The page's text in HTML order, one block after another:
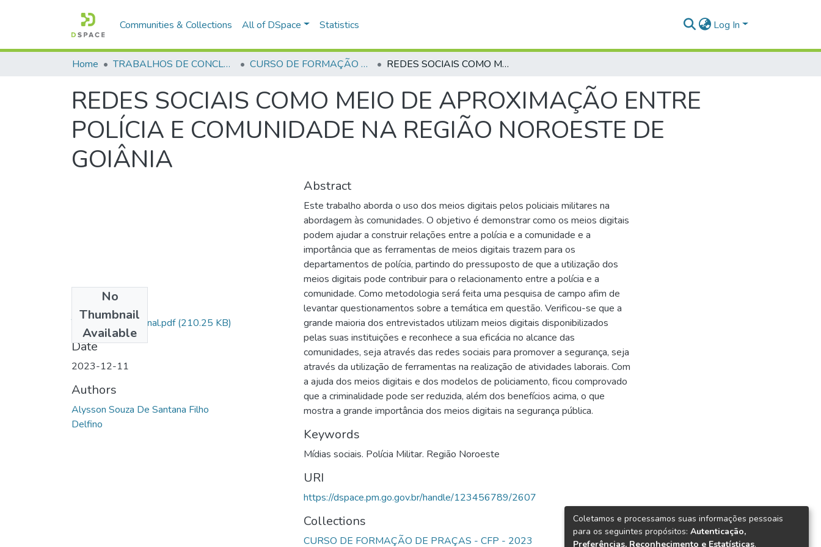
Communities & Collections All of DSpace Statistics Log In
Home TRABALHOS DE CONCLUSÃO DE CURSO - CFP (CURSO DE FORMAÇÃO DE PRAÇAS) CURSO DE FORMAÇÃO DE PRAÇAS - CFP - 2023 REDES SOCIAIS COMO MEIO DE APROXIMAÇÃO ENTRE POLÍCIA E COMUNIDADE NA REGIÃO NOROESTE DE GOIÂNIA
REDES SOCIAIS COMO MEIO DE APROXIMAÇÃO ENTRE
POLÍCIA E COMUNIDADE NA REGIÃO NOROESTE DE
GOIÂNIA
No
Thumbnail
Available
TCC - conclusão final.pdf(210.25 KB)
Date
2023-12-11
Authors
Alysson Souza De Santana Filho
Delfino
Abstract
Este trabalho aborda o uso dos meios digitais pelos policiais militares na
abordagem às comunidades. O objetivo é demonstrar como os meios digitais
podem ajudar a construir relações entre a polícia e a comunidade e a
importância que as ferramentas de meios digitais trazem para os
departamentos de polícia, partindo do pressuposto de que a utilização dos
meios digitais pode contribuir para o relacionamento entre a polícia e a
comunidade. Como metodologia será feita uma pesquisa de campo afim de
levantar questionamentos sobre a temática em questão. Verificou-se que a
grande maioria dos entrevistados utilizam meios digitais disponibilizados
pelas suas instituições e reconhece a sua eficácia no alcance das
comunidades, seja através das redes sociais para promover a segurança, seja
através da utilização de ferramentas na realização de atividades laborais. Com
a ajuda dos meios digitais e dos modelos de policiamento, ficou comprovado
que a criminalidade pode ser reduzida, além dos benefícios acima, o que
mostra a grande importância dos meios digitais na segurança pública.
Keywords
Mídias sociais. Polícia Militar. Região Noroeste
URI
https://dspace.pm.go.gov.br/handle/123456789/2607
Collections
CURSO DE FORMAÇÃO DE PRAÇAS - CFP - 2023
Coletamos e processamos suas informações pessoais
para os seguintes propósitos: Autenticação,
Preferências, Reconhecimento e Estatísticas.